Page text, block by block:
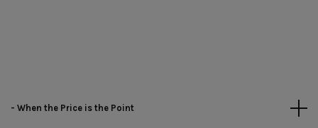
- When the Price is the Point